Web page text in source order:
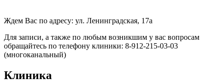
Ждем Вас по адресу: ул. Ленинградская, 17а
Для записи, а также по любым возникшим у вас вопросам
обращайтесь по телефону клиники: 8-912-215-03-03
(многоканальный)
Клиника